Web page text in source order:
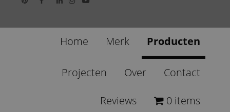
Home Merk Producten
Projecten Over Contact
Reviews 0 items